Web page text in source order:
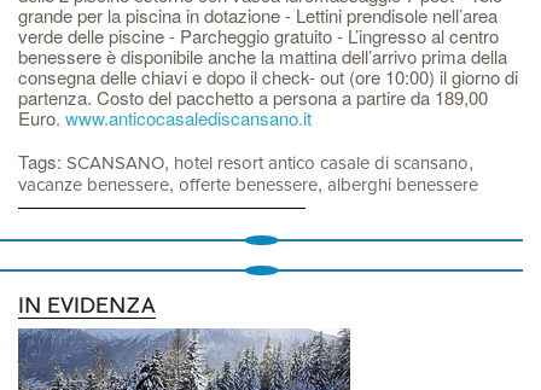
grande per la piscina in dotazione - Lettini prendisole nell’area
verde delle piscine - Parcheggio gratuito - L’ingresso al centro
benessere è disponibile anche la mattina dell’arrivo prima della
consegna delle chiavi e dopo il check- out (ore 10:00) il giorno di
partenza. Costo del pacchetto a persona a partire da 189,00
Euro. www.anticocasalediscansano.it
Tags: SCANSANO, hotel resort antico casale di scansano,
vacanze benessere, offerte benessere, alberghi benessere
IN EVIDENZA